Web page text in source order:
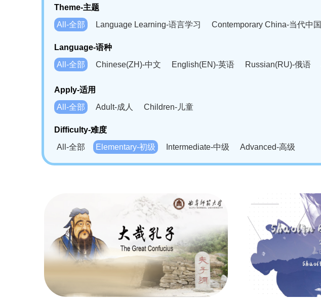
Theme-主题
All-全部
Language Learning-语言学习 Contemporary China-当代中国
Language-语种
All-全部
Chinese(ZH)-中文 English(EN)-英语 Russian(RU)-俄语
Bahasa Melayu(MS)-马来语
Swahili(SW)-斯瓦西里语
Kampuchea(KH)-柬埔寨语
Apply-适用
All-全部
Adult-成人 Children-儿童
Difficulty-难度
All-全部
Elementary-初级 Intermediate-中级 Advanced-高级